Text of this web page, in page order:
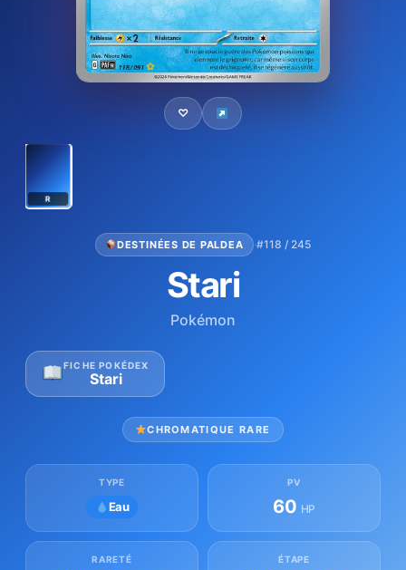
♡
R
DESTINÉES DE PALDEA ·#118 / 245
Stari
Pokémon
FICHE POKÉDEX
Stari
CHROMATIQUE RARE
TYPE
Eau
PV
60 HP
RARETÉ ÉTAPE